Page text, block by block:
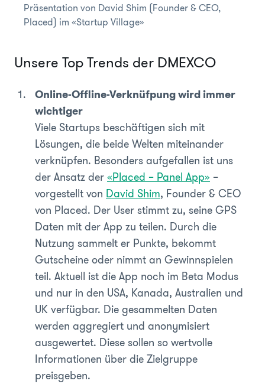
Präsentation von David Shim (Founder & CEO,
Placed) im «Startup Village»
Unsere Top Trends der DMEXCO
Online-Offline-Verknüfpung wird immer
wichtiger
Viele Startups beschäftigen sich mit
Lösungen, die beide Welten miteinander
verknüpfen. Besonders aufgefallen ist uns
der Ansatz der«Placed – Panel App» –
vorgestellt von David Shim, Founder & CEO
von Placed. Der User stimmt zu, seine GPS
Daten mit der App zu teilen. Durch die
Nutzung sammelt er Punkte, bekommt
Gutscheine oder nimmt an Gewinnspielen
teil. Aktuell ist die App noch im Beta Modus
und nur in den USA, Kanada, Australien und
UK verfügbar. Die gesammelten Daten
werden aggregiert und anonymisiert
ausgewertet. Diese sollen so wertvolle
Informationen über die Zielgruppe
preisgeben.